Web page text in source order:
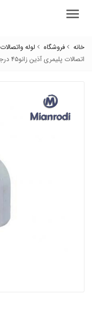
منو
خانه فروشگاه لوله واتصالات
اتصالات پلیمری آذین زانو45 درجه سایز40